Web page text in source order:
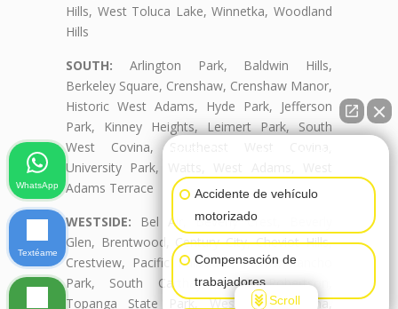
Hills, West Toluca Lake, Winnetka, Woodland
Hills
SOUTH: Arlington Park, Baldwin Hills,
Berkeley Square, Crenshaw, Crenshaw Manor,
Historic West Adams, Hyde Park, Jefferson
Park, Kinney Heights, Leimert Park, South
West Covina, Southeast West Covina,
University Park, Watts, West Adams, West
Adams Terrace
WESTSIDE: Bel Air, Beverly Crest, Beverly
Glen, Brentwood, Century City, Cheviot Hills,
Crestview, Pacific Palisades, Palms, Rancho
Park, South Carthay, South Robertson,
Topanga State Park, West West Covina,
Accidente de vehículo
motorizado
Compensación de
trabajadores
Scroll
WhatsApp
Textéame